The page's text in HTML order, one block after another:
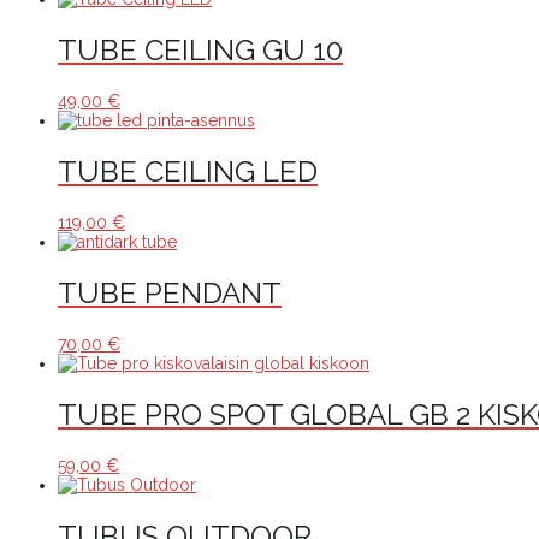
TUBE CEILING GU 10
49,00 €
TUBE CEILING LED
119,00 €
TUBE PENDANT
70,00 €
TUBE PRO SPOT GLOBAL GB 2
59,00 €